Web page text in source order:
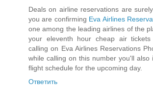
Deals on airline reservations are
you are confirming Eva Airlines
one among the leading airlines of the
your eleventh hour cheap air
calling on Eva Airlines Reservations
while calling on this number you'll also
flight schedule for the upcoming day.
Ответить